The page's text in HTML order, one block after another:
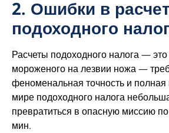
2. Ошибки в
подоходного
Расчеты подоходного налога — это
мороженого на лезвии ножа —
феноменальная точность и полная
мире подоходного налога
превратиться в опасную миссию
мин.